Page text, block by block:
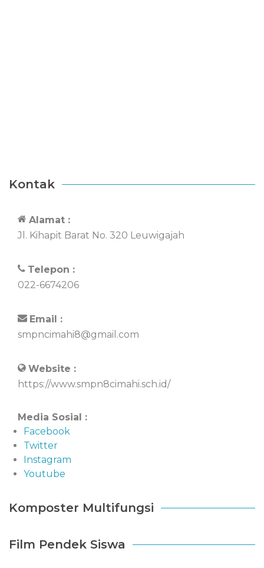
Kontak
Alamat :
Jl. Kihapit Barat No. 320 Leuwigajah
Telepon :
022-6674206
Email :
smpncimahi8@gmail.com
Website :
https://www.smpn8cimahi.sch.id/
Media Sosial :
Facebook
Twitter
Instagram
Youtube
Komposter Multifungsi
Film Pendek Siswa